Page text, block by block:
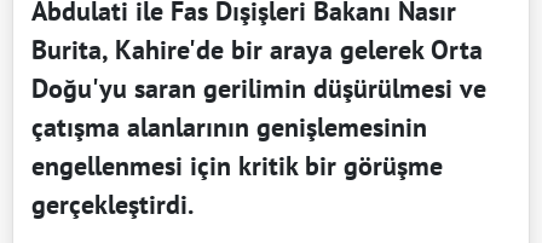
Abdulati ile Fas Dışişleri Bakanı Nasır
Burita, Kahire'de bir araya gelerek Orta
Doğu'yu saran gerilimin düşürülmesi ve
çatışma alanlarının genişlemesinin
engellenmesi için kritik bir görüşme
gerçekleştirdi.